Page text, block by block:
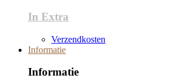
In Extra
Verzendkosten
Informatie
Informatie